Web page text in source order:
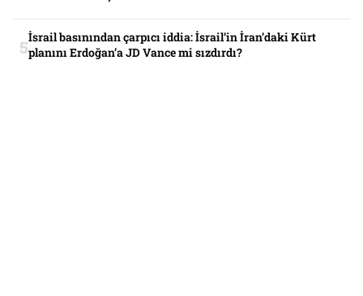
İsrail basınından çarpıcı iddia: İsrail’in İran’daki Kürt
planını Erdoğan’a JD Vance mi sızdırdı?